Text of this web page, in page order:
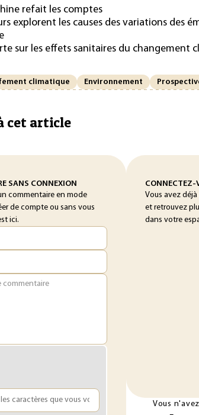
refait les comptes
explorent les causes des variations des
sur les effets sanitaires du changement
climatique Environnement
cet article
SANS CONNEXION
commentaire en mode
de compte ou sans vous
ici.
commentaire
CONNECTEZ-
Vous avez
et retrouvez
dans votre
Vous